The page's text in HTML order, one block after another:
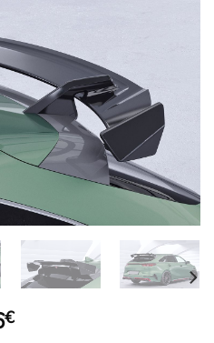
€Le